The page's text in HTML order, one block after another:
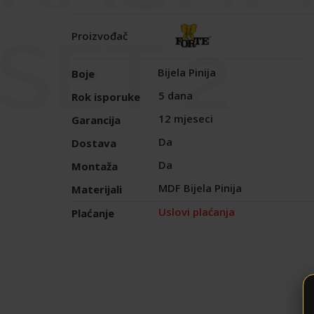
2
Proizvođač
Boje
Bijela Pinija
Rok isporuke
5 dana
Garancija
12 mjeseci
Dostava
Da
Montaža
Da
Materijali
MDF Bijela Pinija
Plaćanje
Uslovi plaćanja